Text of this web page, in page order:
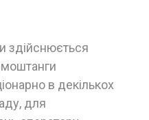
здійснюється
в декількох
для